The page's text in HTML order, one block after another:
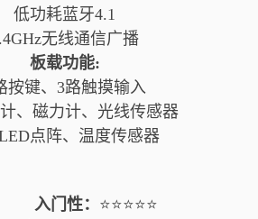
低功耗蓝牙4.1
无线通信广播
板载功能:
按键、 3路触摸输入
、 磁力计、 光线传感器
点阵、 温度传感器
性： ⭐⭐⭐⭐⭐